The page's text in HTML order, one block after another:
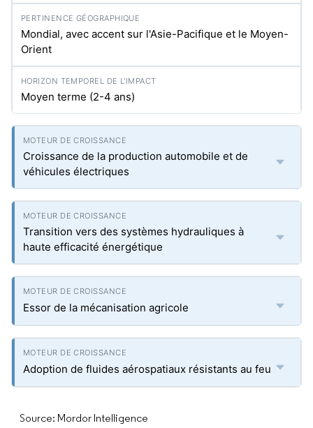
Mondial, avec accent sur l'Asie-Pacifique et le Moyen-
Orient
Moyen terme (2-4 ans)
Croissance de la production automobile et de
véhicules électriques
Transition vers des systèmes hydrauliques à
haute efficacité énergétique
Essor de la mécanisation agricole
Adoption de fluides aérospatiaux résistants au feu
Source: Mordor Intelligence